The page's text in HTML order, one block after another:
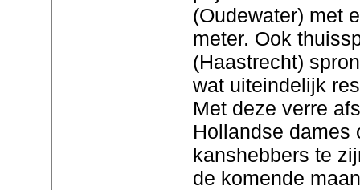
(Oudewater) met
meter. Ook
(Haastrecht)
wat uiteindelijk
Met deze verre
Hollandse dames
kanshebbers te
de komende